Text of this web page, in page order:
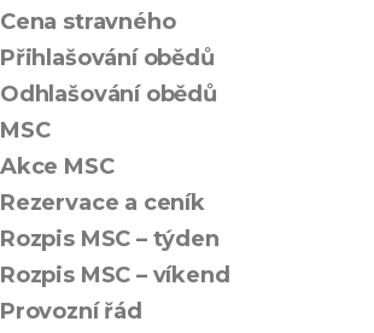
Cena stravného
Přihlašování obědů
Odhlašování obědů
MSC
Akce MSC
Rezervace a ceník
Rozpis MSC – týden
Rozpis MSC – víkend
Provozní řád